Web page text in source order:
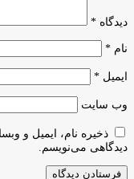
دیدگاه *
نام *
ایمیل *
وب‌ سایت
ذخیره نام، ایمیل و
دیدگاهی می‌نویسم.